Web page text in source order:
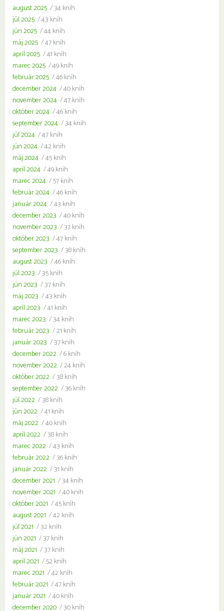
august 2025 / 34 kníh
júl 2025 / 43 kníh
jún 2025 / 44 kníh
máj 2025 / 47 kníh
apríl 2025 / 41 kníh
marec 2025 / 49 kníh
február 2025 / 46 kníh
december 2024 / 40 kníh
november 2024 / 47 kníh
október 2024 / 46 kníh
september 2024 / 34 kníh
júl 2024 / 47 kníh
jún 2024 / 42 kníh
máj 2024 / 45 kníh
apríl 2024 / 49 kníh
marec 2024 / 57 kníh
február 2024 / 46 kníh
január 2024 / 43 kníh
december 2023 / 40 kníh
november 2023 / 37 kníh
október 2023 / 47 kníh
september 2023 / 38 kníh
august 2023 / 46 kníh
júl 2023 / 35 kníh
jún 2023 / 37 kníh
máj 2023 / 43 kníh
apríl 2023 / 41 kníh
marec 2023 / 34 kníh
február 2023 / 21 kníh
január 2023 / 37 kníh
december 2022 / 6 kníh
november 2022 / 24 kníh
október 2022 / 38 kníh
september 2022 / 36 kníh
júl 2022 / 38 kníh
jún 2022 / 41 kníh
máj 2022 / 40 kníh
apríl 2022 / 38 kníh
marec 2022 / 43 kníh
február 2022 / 36 kníh
január 2022 / 31 kníh
december 2021 / 34 kníh
november 2021 / 40 kníh
október 2021 / 45 kníh
august 2021 / 42 kníh
júl 2021 / 32 kníh
jún 2021 / 37 kníh
máj 2021 / 37 kníh
apríl 2021 / 52 kníh
marec 2021 / 42 kníh
február 2021 / 47 kníh
január 2021 / 40 kníh
december 2020 / 30 kníh